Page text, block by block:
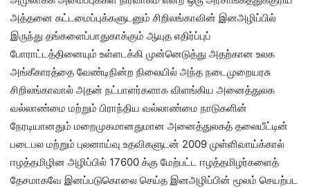
அத்தனை கட்டமைப்புக்களுடனும் சிறிலங்காவின் இனஅழிப்பில்
இருந்து தங்களைப்பாதுகாக்கும் ஆயுத எதிர்ப்புப்
போராட்டத்தினையும் உள்ளடக்கி முன்னெடுத்து அதற்கான உலக
அங்கீகாரத்தை வேண்டிநின்ற நிலையில் அந்த நடைமுறையரசு
சிறிலங்காவால் அதன் நட்பாளர்களாக விளங்கிய அனைத்துலக
வல்லாண்மை மற்றும் பிராந்திய வல்லாண்மை நாடுகளின்
நேரடியானதும் மறைமுகமானதுமான அனைத்துலகத் தலையீட்டின்
படைபல மற்றும் புலனாய்வு உதவிகளுடன் 2009 முள்ளிவாய்க்கால்
ஈழத்தமிழின அழிப்பில் 17600 க்கு மேற்பட்ட ஈழத்தமிழர்களைத்
தேசமாகவே இனப்படுகொலை செய்த இனஅழிப்பின் மூலம் செயற்பட